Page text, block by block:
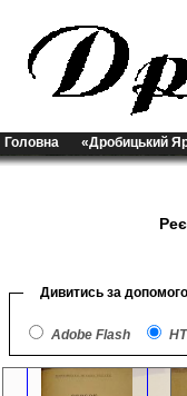
Головна «Дробицький
Дивитись за
Adobe Flash